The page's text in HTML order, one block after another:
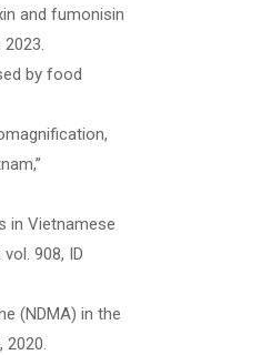
and fumonisin
by food
in Vietnamese
908, ID
(NDMA) in the
2020.